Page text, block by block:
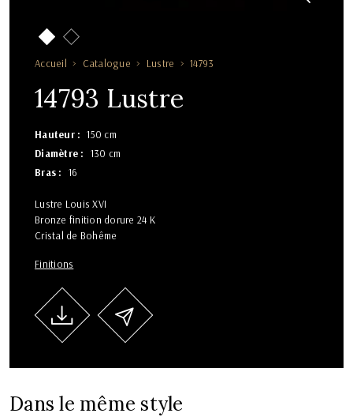
Accueil Catalogue Lustre 14793
14793 Lustre
Hauteur
150 cm
Diamètre
130 cm
Bras
16
Lustre Louis XVI
Bronze finition dorure 24 K
Cristal de Bohême
Finitions
Dans le même style